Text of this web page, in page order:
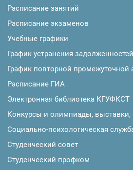
Расписание занятий
Расписание экзаменов
Учебные графики
График устранения задолженностей
График повторной промежуточной
Расписание ГИА
Электронная библиотека КГУФКСТ
Конкурсы и олимпиады, выставки,
Социально-психологическая
Студенческий совет
Студенческий профком